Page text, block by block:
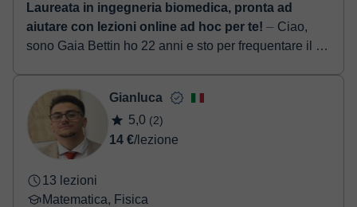
Laureata in ingegneria biomedica, pronta ad
aiutare con lezioni online ad hoc per te! ⏤ Ciao,
sono Gaia Bettin ho 22 anni e sto per frequentare il 2°
Gianluca
5,0 (2)
14 €/lezione
13 lezioni
Matematica, Fisica